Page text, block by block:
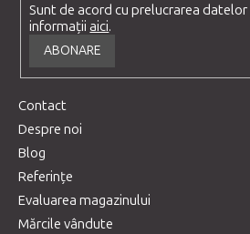
Sunt de acord cu prelucrarea
informațiiaici.
ABONARE
Contact
Despre noi
Blog
Referințe
Evaluarea magazinului
Mărcile vândute